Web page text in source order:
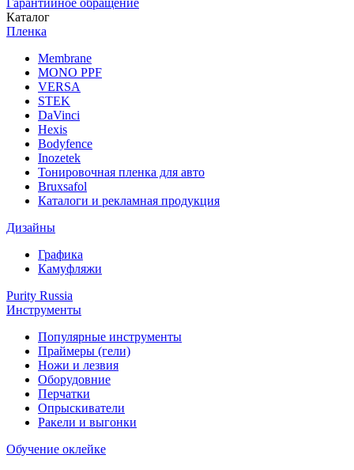
Гарантийное обращение
Каталог
Пленка
Membrane
MONO PPF
VERSA
STEK
DaVinci
Hexis
Bodyfence
Inozetek
Тонировочная пленка для авто
Bruxsafol
Каталоги и рекламная продукция
Дизайны
Графика
Камуфляжи
Purity Russia
Инструменты
Популярные инструменты
Праймеры (гели)
Ножи и лезвия
Оборудовние
Перчатки
Опрыскиватели
Ракели и выгонки
Обучение оклейке